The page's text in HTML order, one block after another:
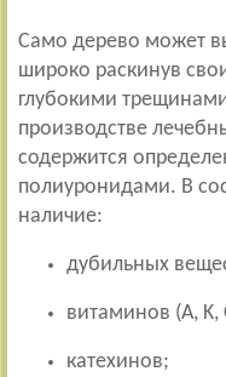
Само дерево может
широко раскинув
глубокими
производстве
содержится
полиуронидами. В
наличие:
дубильных
витаминов (A, K,
катехинов;